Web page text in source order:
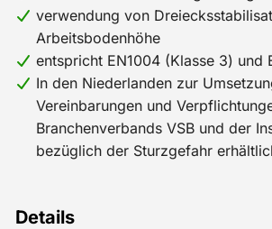
Details
verwendung von
Arbeitsbodenhöhe
entspricht EN1004 (Klasse 3) und
In den Niederlanden zur
Vereinbarungen und
Branchenverbands VSB und der
bezüglich der Sturzgefahr